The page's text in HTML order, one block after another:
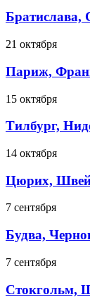
Братислава,
21 октября
Париж,
15 октября
Тилбург,
14 октября
Цюрих,
7 сентября
Будва,
7 сентября
Стокгольм,